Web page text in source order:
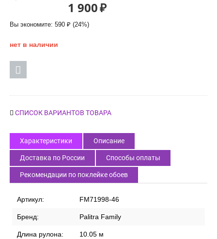
1 900₽
Вы экономите: 590 ₽ (24%)
нет в наличии
СПИСОК ВАРИАНТОВ ТОВАРА
Характеристики Описание
Доставка по России Способы оплаты
Рекомендации по поклейке обоев
Артикул: FM71998-46
Бренд: Palitra Family
Длина рулона: 10.05 м